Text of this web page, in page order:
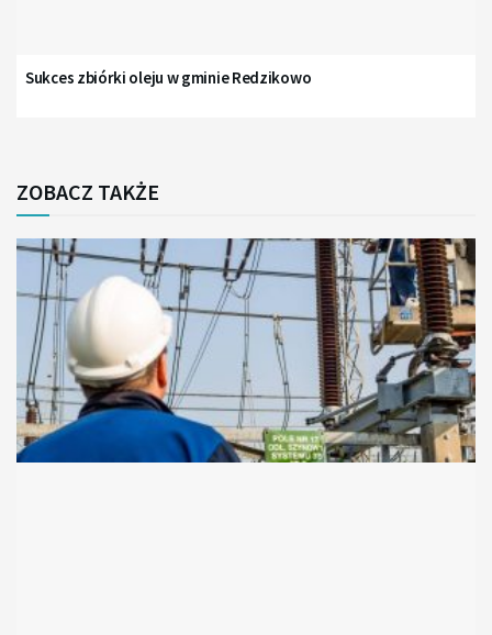
Sukces zbiórki oleju w gminie Redzikowo
ZOBACZ TAKŻE